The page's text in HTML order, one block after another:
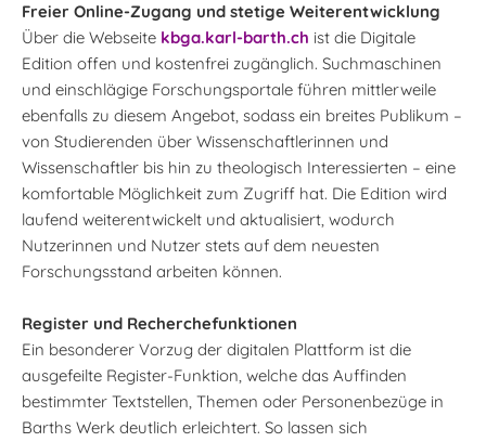
Freier Online-Zugang und stetige Weiterentwicklung
Über die Webseite kbga.karl-barth.ch ist die Digitale
Edition offen und kostenfrei zugänglich. Suchmaschinen
und einschlägige Forschungsportale führen mittlerweile
ebenfalls zu diesem Angebot, sodass ein breites Publikum –
von Studierenden über Wissenschaftlerinnen und
Wissenschaftler bis hin zu theologisch Interessierten – eine
komfortable Möglichkeit zum Zugriff hat. Die Edition wird
laufend weiterentwickelt und aktualisiert, wodurch
Nutzerinnen und Nutzer stets auf dem neuesten
Forschungsstand arbeiten können.
Register und Recherchefunktionen
Ein besonderer Vorzug der digitalen Plattform ist die
ausgefeilte Register-Funktion, welche das Auffinden
bestimmter Textstellen, Themen oder Personenbezüge in
Barths Werk deutlich erleichtert. So lassen sich